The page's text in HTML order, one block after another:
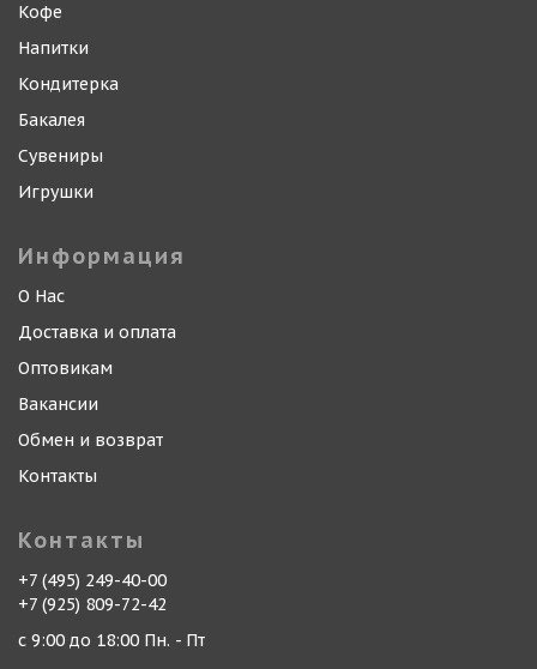
Кофе
Напитки
Кондитерка
Бакалея
Сувениры
Игрушки
Информация
О Нас
Доставка и оплата
Оптовикам
Вакансии
Обмен и возврат
Контакты
Контакты
+7 (495) 249-40-00
+7 (925) 809-72-42
с 9:00 до 18:00 Пн. - Пт